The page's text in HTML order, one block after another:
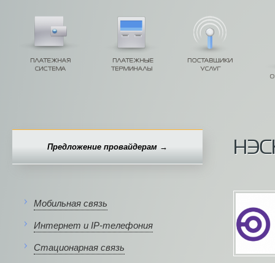
Предложение провайдерам →
Мобильная связь
Интернет и IP-телефония
Стационарная связь